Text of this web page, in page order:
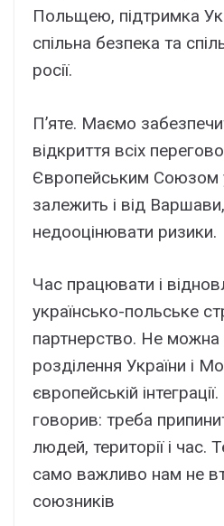
Польщею, підтримка
спільна безпека та
росії.
П’яте. Маємо
відкриття всіх
Європейським Союзом
залежить і від
недооцінювати ризики.
Час працювати і
українсько-польське
партнерство. Не можна
розділення України і
європейській
говорив: треба
людей, території і час.
само важливо нам не
союзників